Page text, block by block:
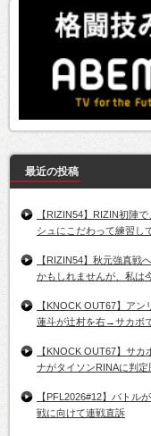
最近の投稿
【RIZIN54】RIZIN初陣
シュにこだわって練習し
【RIZIN54】秋元強真戦
かもしれませんが、私は
【KNOCK OUT67】ア
蓮斗が辻村を右→サカボ
【KNOCK OUT67】サ
ナがタイソンRINAに判定
【PFL2026#12】バトル
戦に向けて連戦直訴